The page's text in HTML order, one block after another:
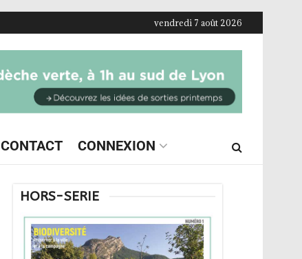
vendredi 7 août 2026
CONTACT CONNEXION
HORS-SERIE